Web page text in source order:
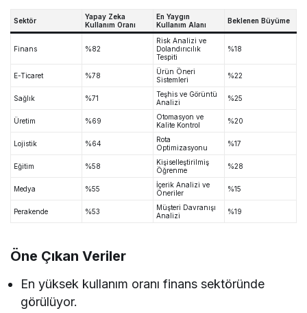
Sektör
Yapay Zeka
Kullanım Oranı
En Yaygın
Kullanım Alanı
Beklenen Büyüme
Finans %82
Risk Analizi ve
Dolandırıcılık
Tespiti
%18
E-Ticaret %78
Ürün Öneri
Sistemleri
%22
Sağlık %71
Teşhis ve Görüntü
Analizi
%25
Üretim %69
Otomasyon ve
Kalite Kontrol
%20
Lojistik %64
Rota
Optimizasyonu
%17
Eğitim %58
Kişiselleştirilmiş
Öğrenme
%28
Medya %55
İçerik Analizi ve
Öneriler
%15
Perakende %53
Müşteri Davranışı
Analizi
%19
Öne Çıkan Veriler
En yüksek kullanım oranı finans sektöründe
görülüyor.